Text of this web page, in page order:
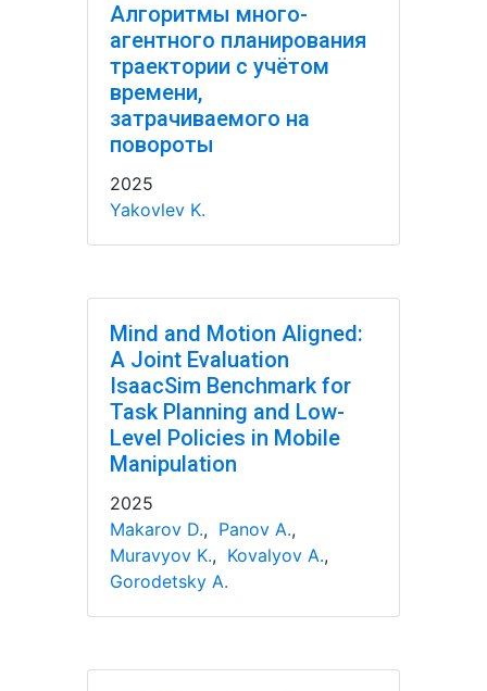
Алгоритмы много-
агентного планирования
траектории с учётом
времени,
затрачиваемого на
повороты
2025
Yakovlev K.
Mind and Motion Aligned:
A Joint Evaluation
IsaacSim Benchmark for
Task Planning and Low-
Level Policies in Mobile
Manipulation
2025
Makarov D., Panov A.,
Muravyov K., Kovalyov A.,
Gorodetsky A.